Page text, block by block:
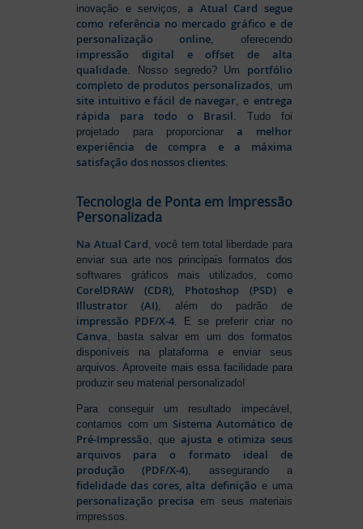
inovação e serviços,a Atual Card segue
como referência no mercado gráfico e de
personalização online, oferecendo
impressão digital e offset de alta
qualidade. Nosso segredo? Um portfólio
completo de produtos personalizados, um
site intuitivo e fácil de navegar, e entrega
rápida para todo o Brasil. Tudo foi
projetado para proporcionara melhor
experiência de compra e a máxima
satisfação dos nossos clientes.
Tecnologia de Ponta em Impressão
Personalizada
Na Atual Card , você tem total liberdade para
enviar sua arte nos principais formatos dos
softwares gráficos mais utilizados, como
CorelDRAW (CDR), Photoshop (PSD) e
Illustrator (AI) , além do padrão de
impressão PDF/X-4 . E se preferir criar no
Canva , basta salvar em um dos formatos
disponíveis na plataforma e enviar seus
arquivos. Aproveite mais essa facilidade para
produzir seu material personalizado!
Para conseguir um resultado impecável,
contamos com um Sistema Automático de
Pré-Impressão , queajusta e otimiza seus
arquivos para o formato ideal de
produção (PDF/X-4) , assegurando a
fidelidade das cores, alta definição e uma
personalização precisa em seus materiais
impressos.